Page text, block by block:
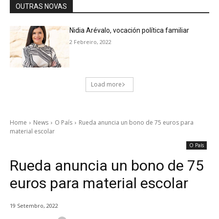
OUTRAS NOVAS
Nidia Arévalo, vocación política familiar
2 Febreiro, 2022
Load more